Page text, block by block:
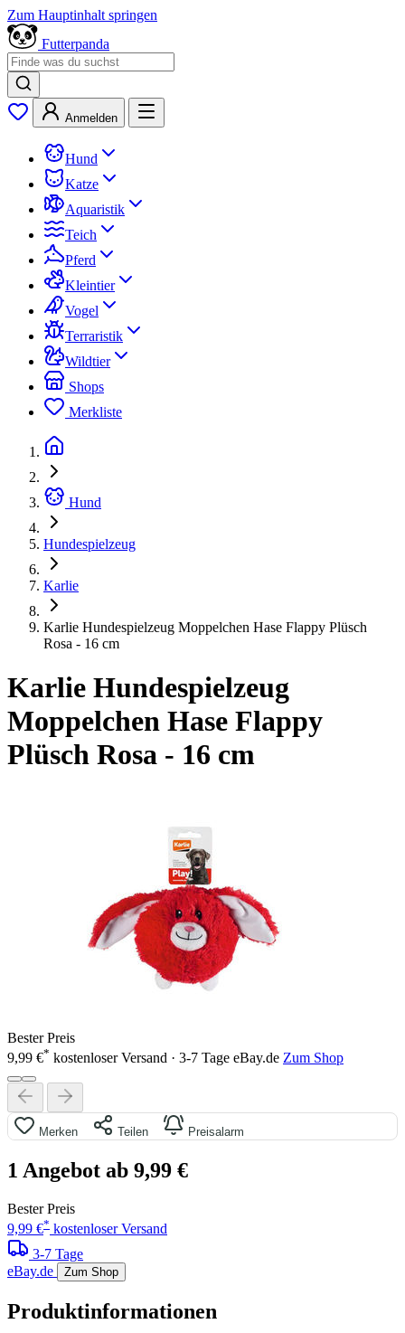
Zum Hauptinhalt springen
Futterpanda
Anmelden
Hund
Katze
Aquaristik
Teich
Pferd
Kleintier
Vogel
Terraristik
Wildtier
Shops
Merkliste
Hund
Hundespielzeug
Karlie
Karlie Hundespielzeug Moppelchen Hase Flappy Plüsch
Rosa - 16 cm
Karlie Hundespielzeug
Moppelchen Hase Flappy
Plüsch Rosa - 16 cm
Bester Preis
9,99 €* kostenloser Versand · 3-7 Tage eBay.de Zum Shop
Merken Teilen Preisalarm
1 Angebot ab 9,99 €
Bester Preis
9,99 €* kostenloser Versand
3-7 Tage
eBay.de
Zum Shop
Produktinformationen